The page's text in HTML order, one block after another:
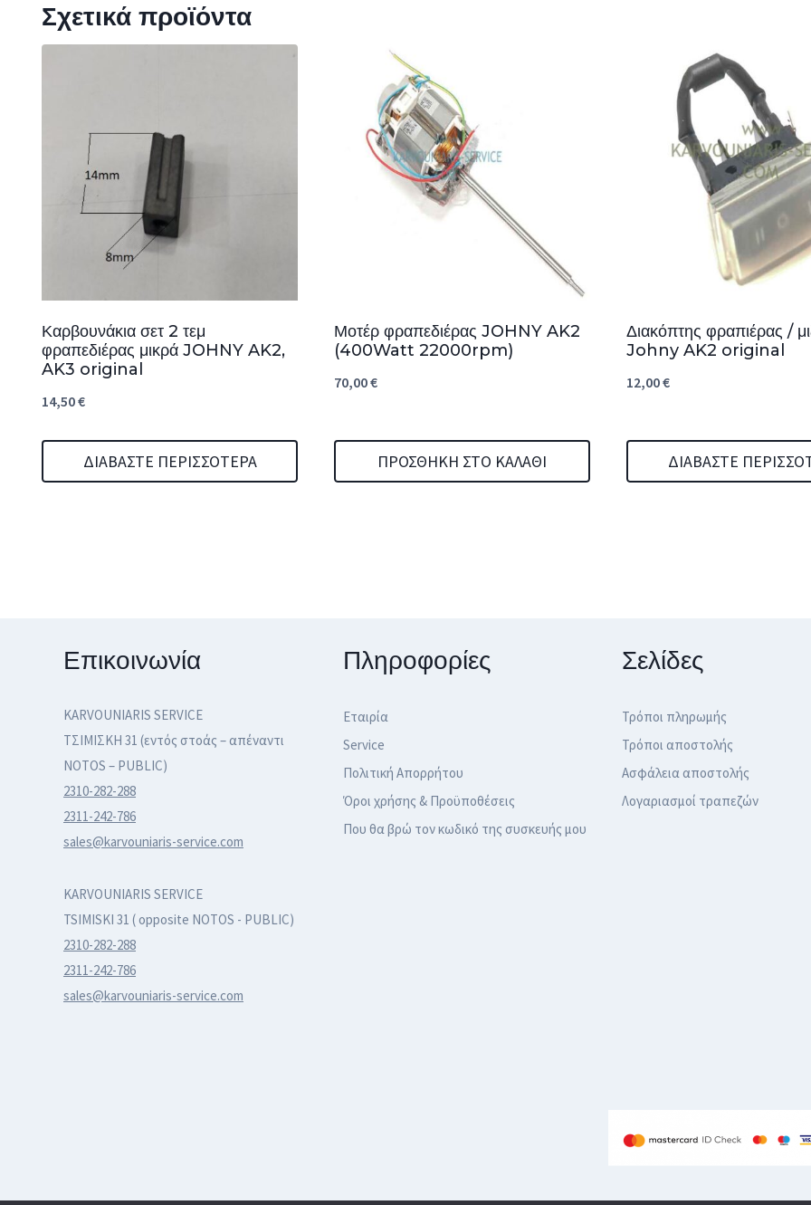
Σχετικά προϊόντα
Καρβουνάκια σετ 2 τεμ
φραπεδιέρας μικρά JOHNY AK2,
AK3 original
14,50€
ΔΙΑΒΆΣΤΕ ΠΕΡΙΣΣΌΤΕΡΑ
Μοτέρ φραπεδιέρας JOHNY AK2
(400Watt 22000rpm)
70,00€
ΠΡΟΣΘΉΚΗ ΣΤΟ ΚΑΛΆΘΙ
Διακόπτης φραπιέρας /
Johny AK2 original
12,00€
ΔΙΑΒΆΣΤΕ
Επικοινωνία
KARVOUNIARIS SERVICE
ΤΣΙΜΙΣΚΗ 31 (εντός στοάς – απέναντι
NOTOS – PUBLIC)
2310-282-288
2311-242-786
sales@karvouniaris-service.com
KARVOUNIARIS SERVICE
TSIMISKI 31 ( opposite NOTOS - PUBLIC)
2310-282-288
2311-242-786
sales@karvouniaris-service.com
Πληροφορίες
Εταιρία
Service
Πολιτική Απορρήτου
Όροι χρήσης & Προϋποθέσεις
Που θα βρώ τον κωδικό της συσκευής μου
Σελίδες
Τρόποι πληρωμής
Τρόποι αποστολής
Ασφάλεια αποστολής
Λογαριασμοί τραπεζών